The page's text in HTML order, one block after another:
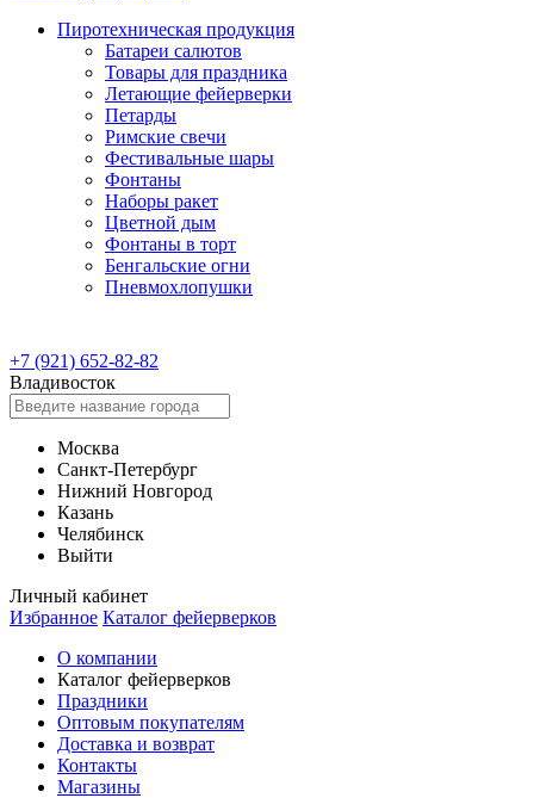
Пиротехническая продукция
Батареи салютов
Товары для праздника
Летающие фейерверки
Петарды
Римские свечи
Фестивальные шары
Фонтаны
Наборы ракет
Цветной дым
Фонтаны в торт
Бенгальские огни
Пневмохлопушки
+7 (921) 652-82-82
Владивосток
Москва
Санкт-Петербург
Нижний Новгород
Казань
Челябинск
Выйти
Личный кабинет
Избранное Каталог фейерверков
О компании
Каталог фейерверков
Праздники
Оптовым покупателям
Доставка и возврат
Контакты
Магазины